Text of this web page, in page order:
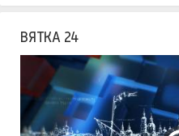
ВЯТКА 24